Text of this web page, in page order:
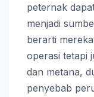
peternak
menjadi
berarti
operasi tetapi
dan metana,
penyebab